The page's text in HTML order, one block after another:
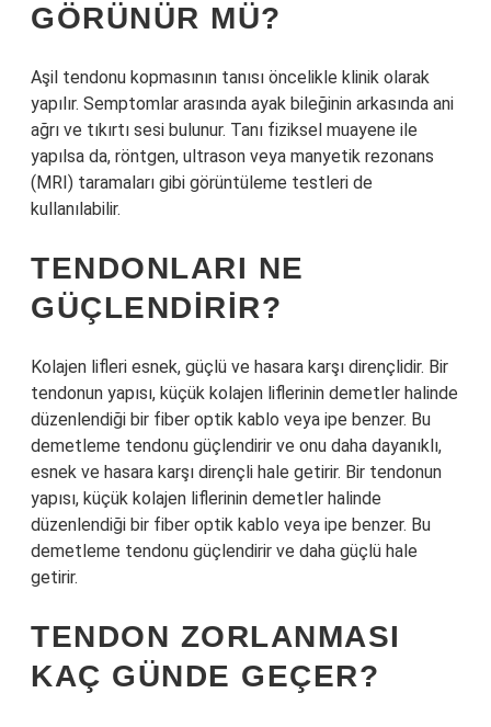
GÖRÜNÜR MÜ?
Aşil tendonu kopmasının tanısı öncelikle klinik olarak
yapılır. Semptomlar arasında ayak bileğinin arkasında ani
ağrı ve tıkırtı sesi bulunur. Tanı fiziksel muayene ile
yapılsa da, röntgen, ultrason veya manyetik rezonans
(MRI) taramaları gibi görüntüleme testleri de
kullanılabilir.
TENDONLARI NE
GÜÇLENDIRIR?
Kolajen lifleri esnek, güçlü ve hasara karşı dirençlidir. Bir
tendonun yapısı, küçük kolajen liflerinin demetler halinde
düzenlendiği bir fiber optik kablo veya ipe benzer. Bu
demetleme tendonu güçlendirir ve onu daha dayanıklı,
esnek ve hasara karşı dirençli hale getirir. Bir tendonun
yapısı, küçük kolajen liflerinin demetler halinde
düzenlendiği bir fiber optik kablo veya ipe benzer. Bu
demetleme tendonu güçlendirir ve daha güçlü hale
getirir.
TENDON ZORLANMASI
KAÇ GÜNDE GEÇER?